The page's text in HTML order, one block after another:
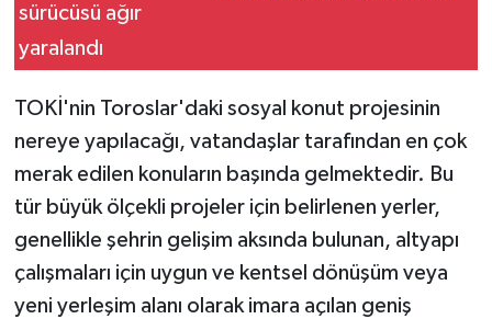
TOKİ'nin Toroslar'daki sosyal konut projesinin
nereye yapılacağı, vatandaşlar tarafından en çok
merak edilen konuların başında gelmektedir. Bu
tür büyük ölçekli projeler için belirlenen yerler,
genellikle şehrin gelişim aksında bulunan, altyapı
çalışmaları için uygun ve kentsel dönüşüm veya
yeni yerleşim alanı olarak imara açılan geniş